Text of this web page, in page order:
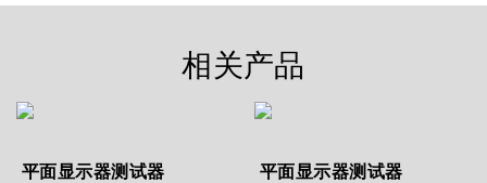
相关产品
平面显示器测试器
平面显示器测试器